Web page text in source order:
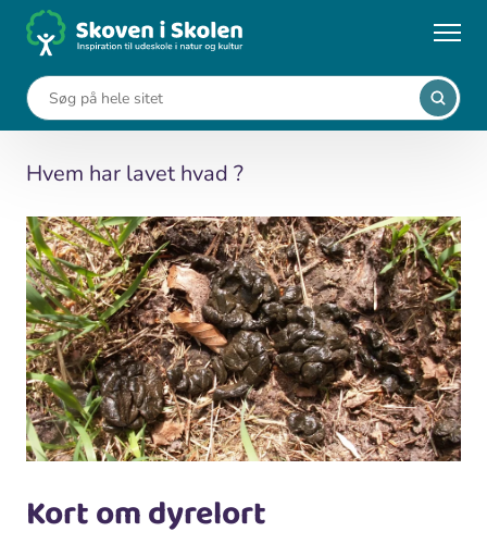
... Aktiviteter Dyrelort
Dyrelort
Hvem har lavet hvad ?
Kort om dyrelort